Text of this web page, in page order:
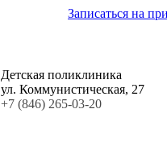
Записаться на
Детская поликлиника
ул. Коммунистическая, 27
+7 (846) 265-03-20